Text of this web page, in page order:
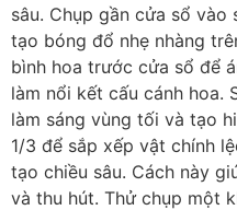
sâu. Chụp gần cửa sổ vào
tạo bóng đổ nhẹ nhàng
bình hoa trước cửa sổ để
làm nổi kết cấu cánh hoa.
làm sáng vùng tối và tạo
1/3 để sắp xếp vật chính
tạo chiều sâu. Cách này
và thu hút. Thử chụp một